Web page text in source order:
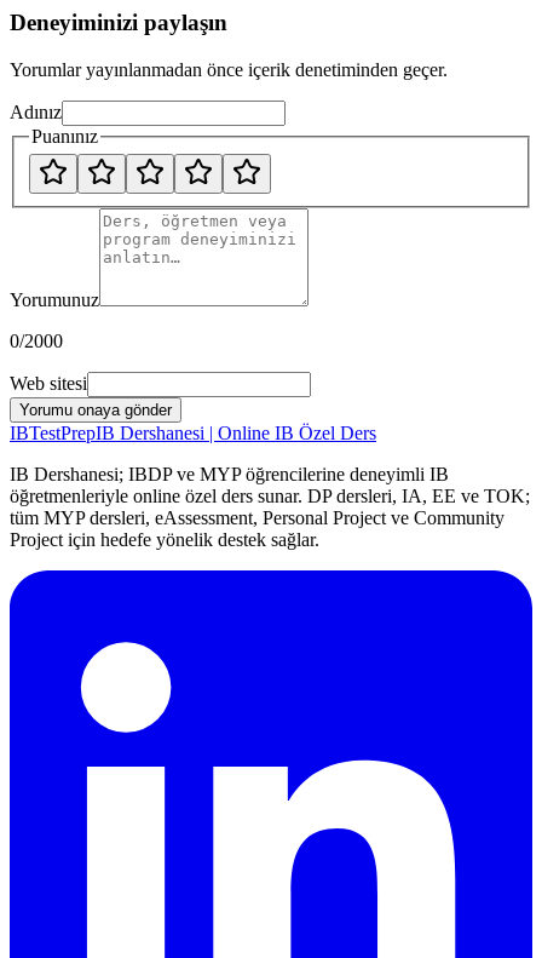
Deneyiminizi paylaşın
Yorumlar yayınlanmadan önce içerik denetiminden geçer.
Adınız
Puanınız
Yorumunuz
0/2000
Web sitesi
Yorumu onaya gönder
IBTestPrepIB Dershanesi | Online IB Özel Ders
IB Dershanesi; IBDP ve MYP öğrencilerine deneyimli IB
öğretmenleriyle online özel ders sunar. DP dersleri, IA, EE ve TOK;
tüm MYP dersleri, eAssessment, Personal Project ve Community
Project için hedefe yönelik destek sağlar.